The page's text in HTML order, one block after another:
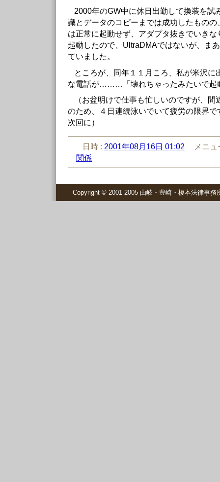
2000年のGW中に休日出勤して換装を試
識とデータのコピーまでは成功したもの
は正常に起動せず、アダプタ抜きでいき
起動したので、UltraDMAではないが、ま
ていました。
ところが、同年１１月ころ、私が米沢に
な電話が………「壊れちゃったみたいで起
（お盆明けで仕事も忙しいのですが、
のため、４日連続泳いでいて疲労の限界
次回に）
日時 : 2001年08月16日 01:02
メニ
関係
Copyright © 2001-2005 由岐・豊崎・榎本法律事